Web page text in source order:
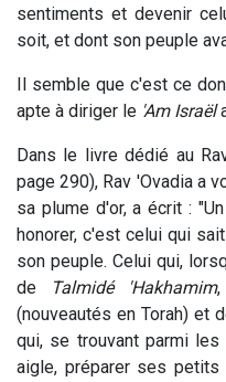
sentiments et devenir
soit, et dont son peuple
Il semble que c'est ce
apte à diriger le 'Am Israël
Dans le livre dédié au
page 290), Rav 'Ovadia a
sa plume d'or, a écrit :
honorer, c'est celui qui
son peuple. Celui qui,
de
Talmidé 'Hakhamim
(nouveautés en Torah) et
qui, se trouvant parmi
aigle, préparer ses